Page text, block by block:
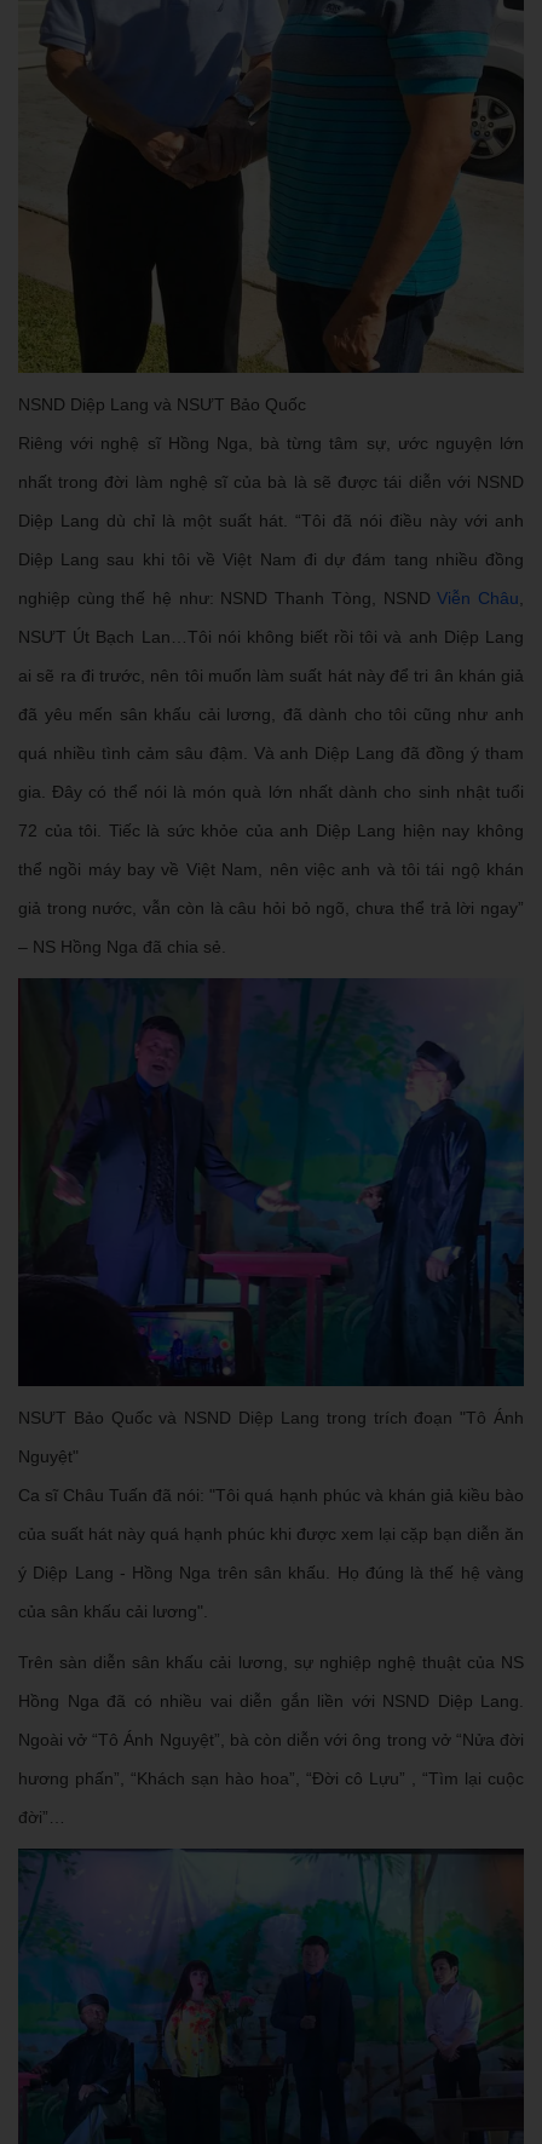
NSND Diệp Lang và NSƯT Bảo Quốc
Riêng với nghệ sĩ Hồng Nga, bà từng tâm sự, ước nguyện lớn
nhất trong đời làm nghệ sĩ của bà là sẽ được tái diễn với NSND
Diệp Lang dù chỉ là một suất hát. “Tôi đã nói điều này với anh
Diệp Lang sau khi tôi về Việt Nam đi dự đám tang nhiều đồng
nghiệp cùng thế hệ như: NSND Thanh Tòng, NSNDViễn Châu
NSƯT Út Bạch Lan…Tôi nói không biết rồi tôi và anh Diệp Lang
ai sẽ ra đi trước, nên tôi muốn làm suất hát này để tri ân khán giả
đã yêu mến sân khấu cải lương, đã dành cho tôi cũng như anh
quá nhiều tình cảm sâu đậm. Và anh Diệp Lang đã đồng ý tham
gia. Đây có thể nói là món quà lớn nhất dành cho sinh nhật tuổi
72 của tôi. Tiếc là sức khỏe của anh Diệp Lang hiện nay không
thể ngồi máy bay về Việt Nam, nên việc anh và tôi tái ngộ khán
giả trong nước, vẫn còn là câu hỏi bỏ ngõ, chưa thể trả lời ngay”
– NS Hồng Nga đã chia sẻ.
NSƯT Bảo Quốc và NSND Diệp Lang trong trích đoạn "Tô Ánh
Nguyệt"
Ca sĩ Châu Tuấn đã nói: "Tôi quá hạnh phúc và khán giả kiều bào
của suất hát này quá hạnh phúc khi được xem lại cặp bạn diễn ăn
ý Diệp Lang - Hồng Nga trên sân khấu. Họ đúng là thế hệ vàng
của sân khấu cải lương".
Trên sàn diễn sân khấu cải lương, sự nghiệp nghệ thuật của NS
Hồng Nga đã có nhiều vai diễn gắn liền với NSND Diệp Lang.
Ngoài vở “Tô Ánh Nguyệt”, bà còn diễn với ông trong vở “Nửa đời
hương phấn”, “Khách sạn hào hoa”, “Đời cô Lựu” , “Tìm lại cuộc
đời”…